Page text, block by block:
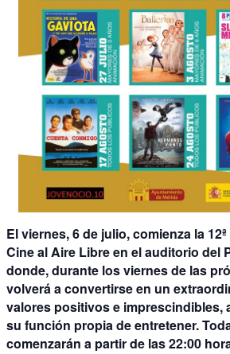
El viernes, 6 de julio, comienza la
Cine al Aire Libre en el auditorio del
donde, durante los viernes de las
volverá a convertirse en un
valores positivos e imprescindibles,
su función propia de entretener.
comenzarán a partir de las 22:00